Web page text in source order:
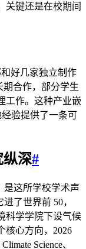
关键还是在校期间
好几家独立制作
期合作，部分学生
工作。这种产业嵌
验提供了一条可
纵深#
是这所学校学术声
了世界前 50，
科学学院下设气候
核心方向，2026
Science、